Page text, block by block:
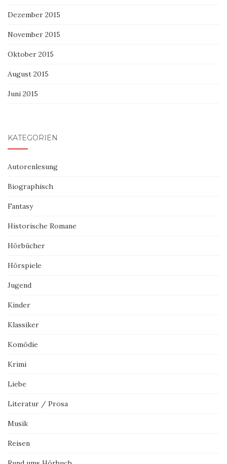
Dezember 2015
November 2015
Oktober 2015
August 2015
Juni 2015
KATEGORIEN
Autorenlesung
Biographisch
Fantasy
Historische Romane
Hörbücher
Hörspiele
Jugend
Kinder
Klassiker
Komödie
Krimi
Liebe
Literatur / Prosa
Musik
Reisen